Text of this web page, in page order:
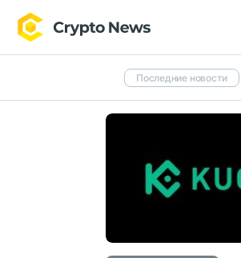
Последние новости